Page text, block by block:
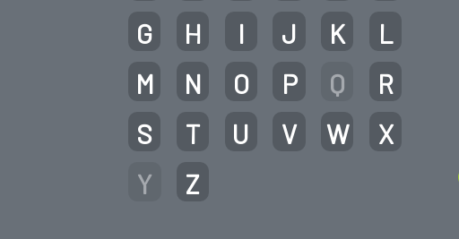
G
H I J K
L
M
N O P Q
R
S
T U V W
X
Y
Z